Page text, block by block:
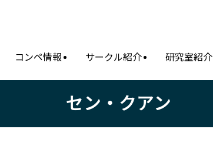
コンペ情報 サークル紹介 研究室紹介
セン・クアン